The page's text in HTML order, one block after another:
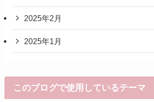
2025年2月
2025年1月
このブログで使用しているテーマ